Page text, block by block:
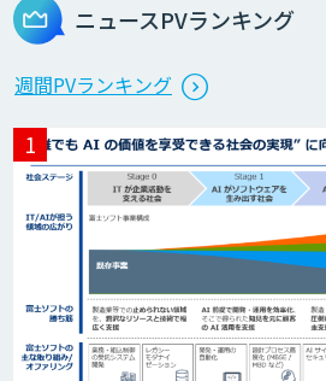
ニュースPVランキング
週間PVランキング